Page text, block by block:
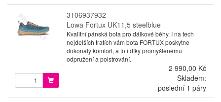
3106937932
Lowa Fortux UK11,5 steelblue
Kvalitní pánská bota pro dálkové běhy. I na tech
nejdelších tratích vám bota FORTUX poskytne
dokonalý komfort, a to i díky promyšlenému
odpružení a polstrování.
2 990,00 Kč
Skladem:
poslední 1 páry